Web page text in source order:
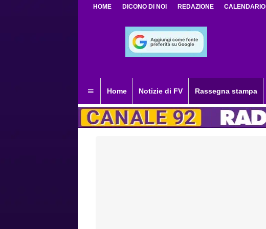
HOME DICONO DI NOI REDAZIONE CALENDARIO
Home Notizie di FV Rassegna stampa